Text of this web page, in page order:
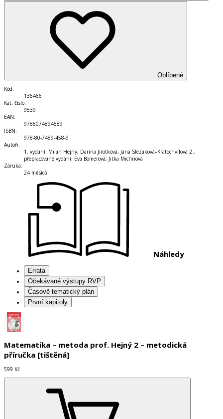
Oblíbené
Kód:
136466
Kat. číslo:
9539
EAN:
9788074894589
ISBN:
978-80-7489-458-9
Autoři:
1. vydání: Milan Hejný, Darina Jirotková, Jana Slezáková–Kratochvílová 2.,
přepracované vydání: Eva Bomerová, Jitka Michnová
Záruka:
24 měsíců
Náhledy
Errata
Očekávané výstupy RVP
Časově tematický plán
První kapitoly
Matematika – metoda prof. Hejný 2 – metodická
příručka [tištěná]
599 Kč